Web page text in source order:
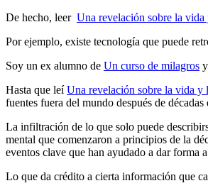
De hecho, leer Una revelación sobre la vida
Por ejemplo, existe tecnología que puede
Soy un ex alumno de Un curso de milagros
Hasta que leíUna revelación sobre la vida y
fuentes fuera del mundo después de
La infiltración de lo que solo puede
mental que comenzaron a principios de la
eventos clave que han ayudado a dar forma
Lo que da crédito a cierta información que